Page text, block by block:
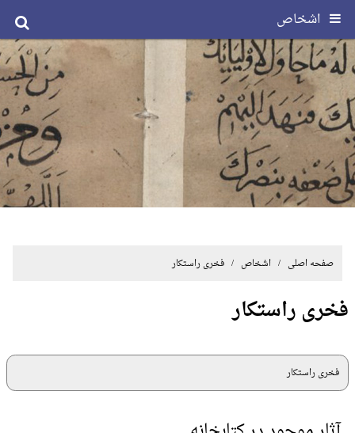
اشخاص
صفحه اصلی / اشخاص / فخری راستکار
فخری راستکار
فخری راستکار